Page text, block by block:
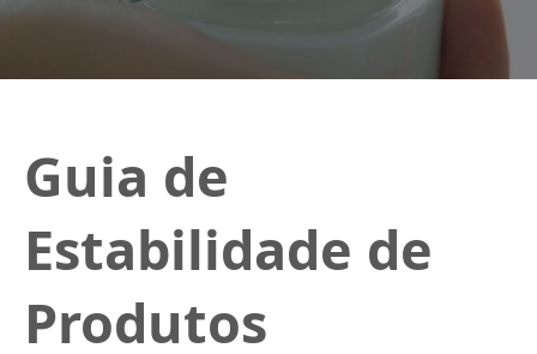
Guia de
Estabilidade de
Produtos